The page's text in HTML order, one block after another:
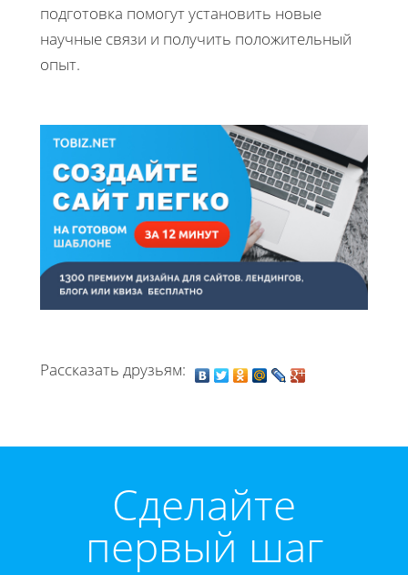
подготовка помогут установить новые
научные связи и получить положительный
опыт.
Рассказать друзьям:
Cделайте
первый шаг